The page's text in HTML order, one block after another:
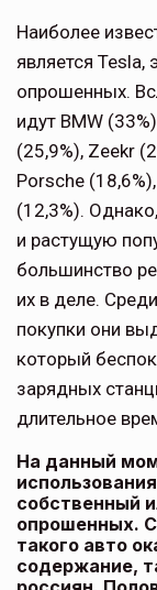
Наиболее
является Tesla,
опрошенных.
идут BMW
(25,9%), Zeekr
Porsche
(12,3%).
и растущую
большинство
их в деле.
покупки они
который
зарядных
длительное
На данный
собственный
опрошенных.
такого авто
содержание,